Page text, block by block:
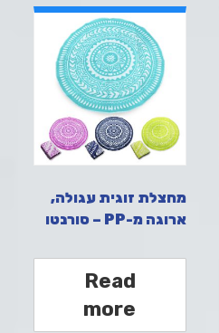
מחצלת זוגית עגולה,
ארוגה מ-PP – סורנטו
Read
more